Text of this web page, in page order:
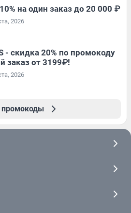
на один заказ до 20 000 ₽
2026
- скидка 20% по промокоду
заказ от 3199₽!
2026
промокоды